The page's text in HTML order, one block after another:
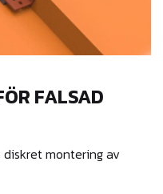
FALSAD
diskret montering av